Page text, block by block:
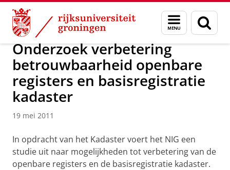
Skip
Content
Skip
Navigation
Menu
en
zoeken
Over ons Actueel Nieuws Nieuwsberichten
Onderzoek verbetering
betrouwbaarheid openbare
registers en basisregistratie
kadaster
19 mei 2011
In opdracht van het Kadaster voert het NIG een
studie uit naar mogelijkheden tot verbetering van de
openbare registers en de basisregistratie kadaster.